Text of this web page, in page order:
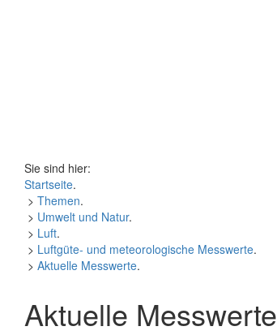
Sie sind hier:
Startseite.
> Themen.
> Umwelt und Natur.
> Luft.
> Luftgüte- und meteorologische Messwerte.
> Aktuelle Messwerte.
Aktuelle Messwerte